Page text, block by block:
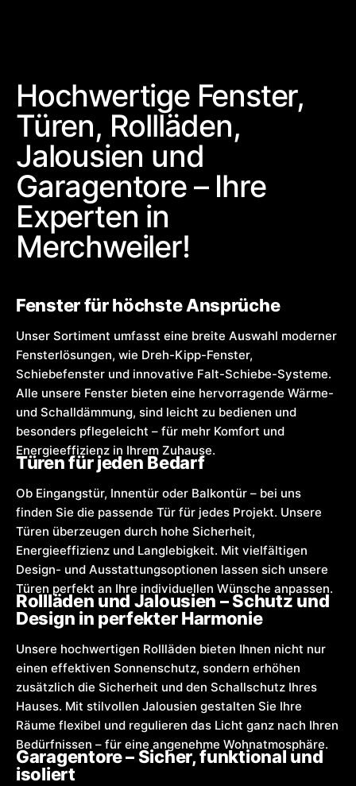
Hochwertige Fenster,
Türen, Rollläden,
Jalousien und
Garagentore – Ihre
Experten in
Merchweiler!
Fenster für höchste Ansprüche
Unser Sortiment umfasst eine breite Auswahl moderner
Fensterlösungen, wie Dreh-Kipp-Fenster,
Schiebefenster und innovative Falt-Schiebe-Systeme.
Alle unsere Fenster bieten eine hervorragende Wärme-
und Schalldämmung, sind leicht zu bedienen und
besonders pflegeleicht – für mehr Komfort und
Energieeffizienz in Ihrem Zuhause.
Türen für jeden Bedarf
Ob Eingangstür, Innentür oder Balkontür – bei uns
finden Sie die passende Tür für jedes Projekt. Unsere
Türen überzeugen durch hohe Sicherheit,
Energieeffizienz und Langlebigkeit. Mit vielfältigen
Design- und Ausstattungsoptionen lassen sich unsere
Türen perfekt an Ihre individuellen Wünsche anpassen.
Rollläden und Jalousien – Schutz und
Design in perfekter Harmonie
Unsere hochwertigen Rollläden bieten Ihnen nicht nur
einen effektiven Sonnenschutz, sondern erhöhen
zusätzlich die Sicherheit und den Schallschutz Ihres
Hauses. Mit stilvollen Jalousien gestalten Sie Ihre
Räume flexibel und regulieren das Licht ganz nach Ihren
Bedürfnissen – für eine angenehme Wohnatmosphäre.
Garagentore – Sicher, funktional und
isoliert